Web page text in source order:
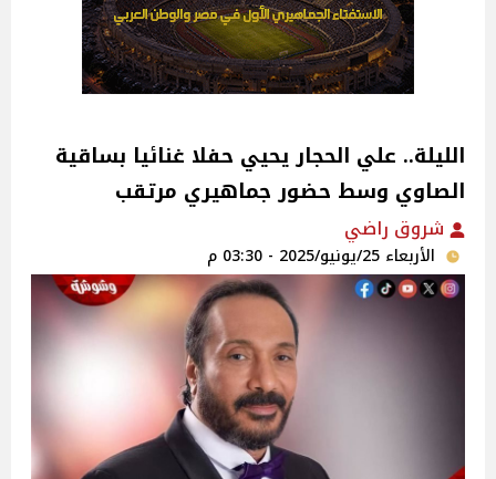
الليلة.. علي الحجار يحيي حفلا غنائيا بساقية
الصاوي وسط حضور جماهيري مرتقب‎
شروق راضي
الأربعاء 25/يونيو/2025 - 03:30 م